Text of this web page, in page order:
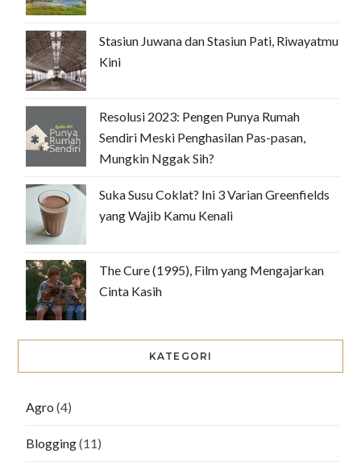
Stasiun Juwana dan Stasiun Pati, Riwayatmu
Kini
Resolusi 2023: Pengen Punya Rumah
Sendiri Meski Penghasilan Pas-pasan,
Mungkin Nggak Sih?
Suka Susu Coklat? Ini 3 Varian Greenfields
yang Wajib Kamu Kenali
The Cure (1995), Film yang Mengajarkan
Cinta Kasih
KATEGORI
Agro (4)
Blogging(11)